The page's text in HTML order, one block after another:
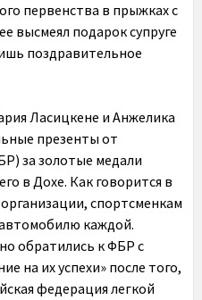
первенства в прыжках с
высмеял подарок супруге
поздравительное
Ласицкене и Анжелика
презенты от
за золотые медали
в Дохе. Как говорится в
спортсменкам
каждой.
обратились к ФБР с
на их успехи» после того,
федерация легкой